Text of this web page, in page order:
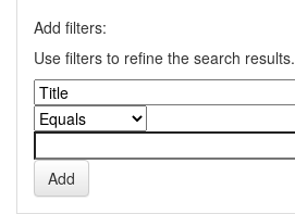
Add filters:
Use filters to refine the search results.